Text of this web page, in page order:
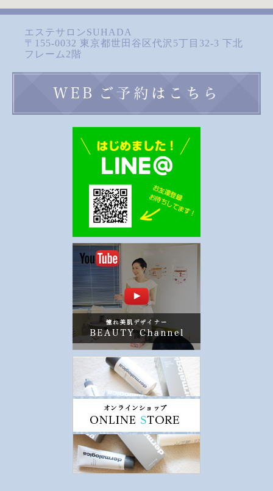
エステサロンSUHADA
〒155-0032 東京都世田谷区代沢5丁目32-3 下北
フレーム2階